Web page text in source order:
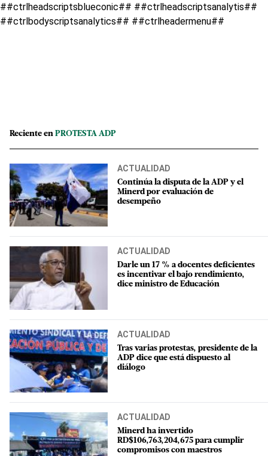
##ctrlheadscriptsblueconic## ##ctrlheadscriptsanalytis##
##ctrlbodyscriptsanalytics## ##ctrlheadermenu##
Reciente en PROTESTA ADP
ACTUALIDAD
Continúa la disputa de la ADP y el
Minerd por evaluación de
desempeño
ACTUALIDAD
Darle un 17 % a docentes deficientes
es incentivar el bajo rendimiento,
dice ministro de Educación
ACTUALIDAD
Tras varias protestas, presidente de la
ADP dice que está dispuesto al
diálogo
ACTUALIDAD
Minerd ha invertido
RD$106,763,204,675 para cumplir
compromisos con maestros